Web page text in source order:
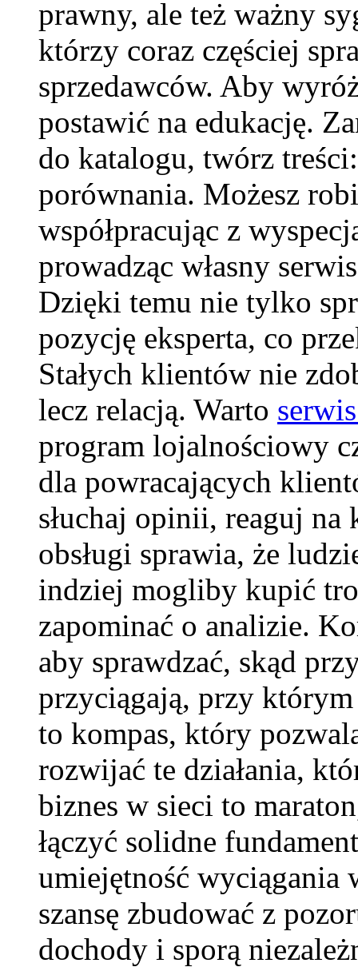
prawny, ale też ważny
którzy coraz częściej
sprzedawców. Aby
postawić na edukację.
do katalogu, twórz
porównania. Możesz
współpracując z
prowadząc własny
Dzięki temu nie tylko
pozycję eksperta, co
Stałych klientów nie
lecz relacją. Warto
program lojalnościowy
dla powracających
słuchaj opinii, reaguj na
obsługi sprawia, że
indziej mogliby kupić
zapominać o analizie.
aby sprawdzać, skąd
przyciągają, przy
to kompas, który
rozwijać te działania,
biznes w sieci to
łączyć solidne
umiejętność wyciągania
szansę zbudować z
dochody i sporą